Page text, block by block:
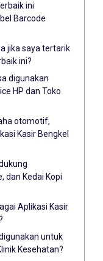
ini
Barcode
jika saya tertarik
ini?
digunakan
HP dan Toko
otomotif,
Kasir Bengkel
dan Kedai Kopi
Aplikasi Kasir
untuk
Kesehatan?